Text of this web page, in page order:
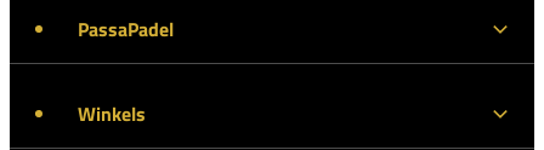
PassaPadel
Winkels